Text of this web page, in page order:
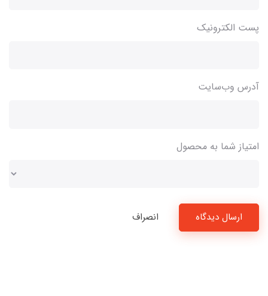
پست الکترونیک
آدرس وب‌سایت
امتیاز شما به محصول
ارسال دیدگاه انصراف